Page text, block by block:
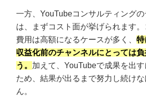
一方、YouTubeコンサルティング
は、まずコスト面が挙げられます
費用は高額になるケースが多く、 特
収益化前のチャンネルにとっては
う。 加えて、YouTubeで成果を出
ため、結果が出るまで努力し続け
ん。